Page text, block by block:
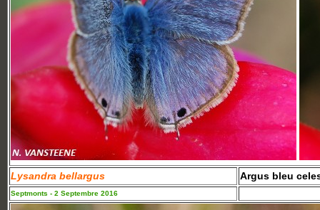
Lysandra bellargus Argus bleu
Septmonts - 2 Septembre 2016